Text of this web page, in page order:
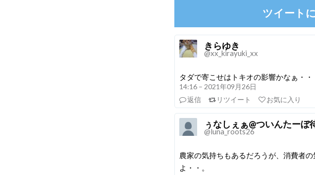
ツイート
きらゆき
@xx_kirayuki_xx
タダで寄こせはトキオの影響かなぁ・・
14:16 – 2021年09月26日
返信
リツイート お気に入り
ぅなしぇぁ@ついんたーぼ
@luna_roots26
農家の気持ちもあるだろうが、消費者
よ・・。